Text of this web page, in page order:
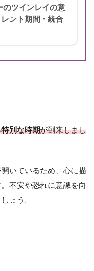
のツインレイの意
ント期間・統合
別な時期が到来しまし
いているため、心に描
不安や恐れに意識を向
ょう。